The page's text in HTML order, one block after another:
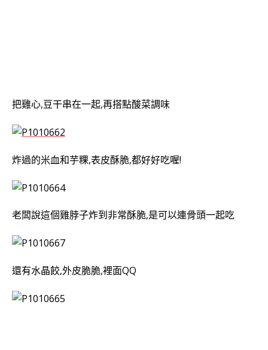
把雞心,豆干串在一起,再搭點酸菜調味
炸過的米血和芋粿,表皮酥脆,都好好吃喔!
老闆說這個雞脖子炸到非常酥脆,是可以連骨頭一起吃
還有水晶餃,外皮脆脆,裡面QQ